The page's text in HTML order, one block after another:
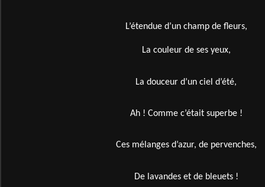
L’étendue d’un champ de fleurs,
La couleur de ses yeux,
La douceur d’un ciel d’été,
Ah ! Comme c’était superbe !
Ces mélanges d’azur, de pervenches,
De lavandes et de bleuets !